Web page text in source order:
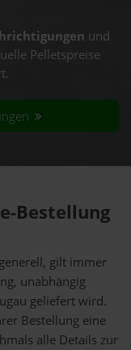
und
Pelletspreise
Bestellung
gilt immer
unabhängig
geliefert wird.
Bestellung eine
alle Details zur